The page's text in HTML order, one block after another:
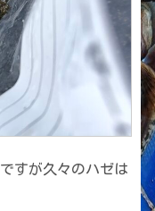
すが久々のハゼは